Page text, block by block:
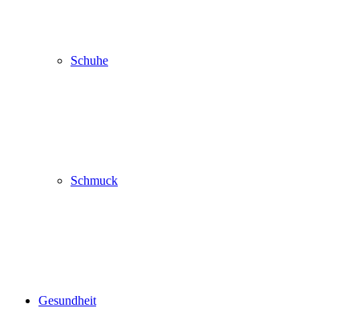
Schuhe
Schmuck
Gesundheit